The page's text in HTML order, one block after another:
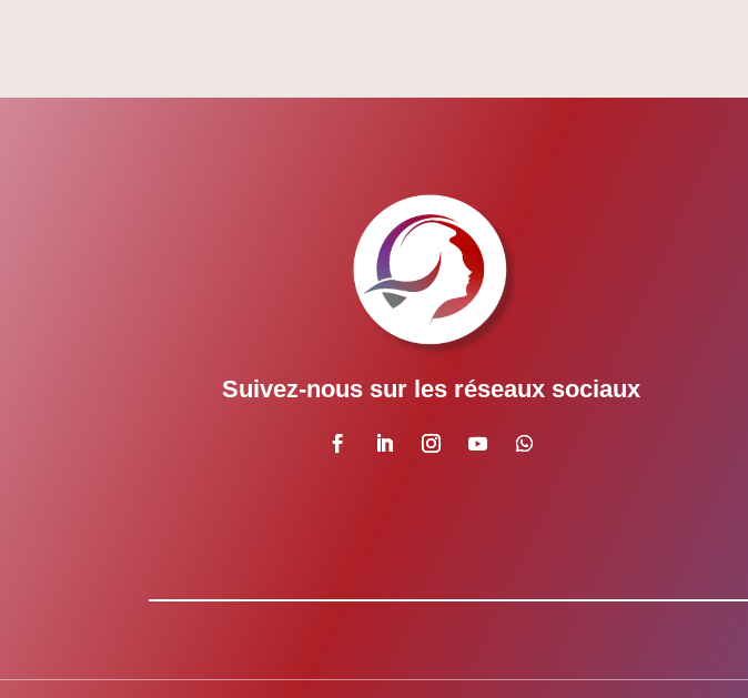
Suivez-nous sur les réseaux sociaux